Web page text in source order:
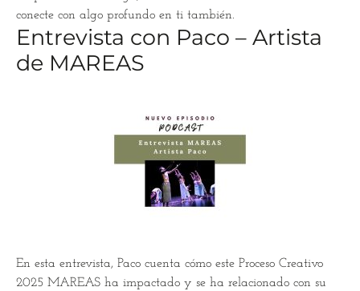
conecte con algo profundo en ti también.
Entrevista con Paco – Artista
de MAREAS
En esta entrevista, Paco cuenta cómo este Proceso Creativo
2025 MAREAS ha impactado y se ha relacionado con su